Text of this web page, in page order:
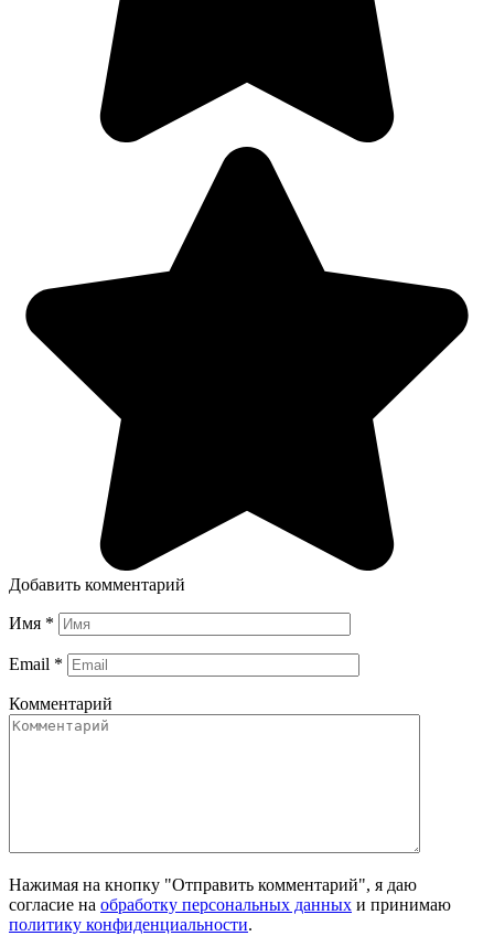
Добавить комментарий
Имя *
Email *
Комментарий
Нажимая на кнопку "Отправить комментарий", я даю
согласие на обработку персональных данных и принимаю
политику конфиденциальности.